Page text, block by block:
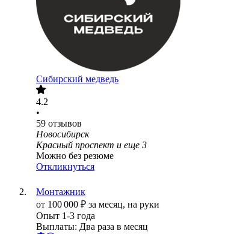
Сибирский медведь
4.2
•
59 отзывов
Новосибирск
Красный проспект и еще 3
Можно без резюме
Откликнуться
Монтажник
от 100 000 ₽ за месяц, на руки
Опыт 1-3 года
Выплаты: Два раза в месяц